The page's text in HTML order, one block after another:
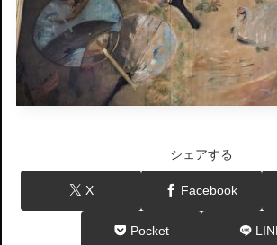
シェアする
X Facebook
Pocket